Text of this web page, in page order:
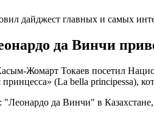
дайджест главных и самых
да Винчи
Жомарт Токаев посетил
принцесса» (La bella principessa),